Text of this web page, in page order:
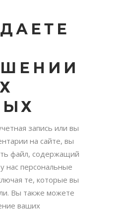
запись или вы
на сайте, вы
файл, содержащий
нас персональные
те, которые вы
Вы также можете
ваших